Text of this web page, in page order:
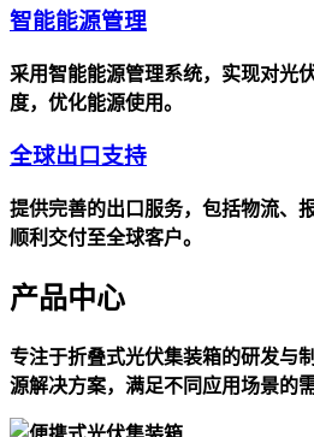
智能能源管理
采用智能能源管理系统，实现对光
度，优化能源使用。
全球出口支持
提供完善的出口服务，包括物流、
顺利交付至全球客户。
产品中心
专注于折叠式光伏集装箱的研发与
源解决方案，满足不同应用场景的需